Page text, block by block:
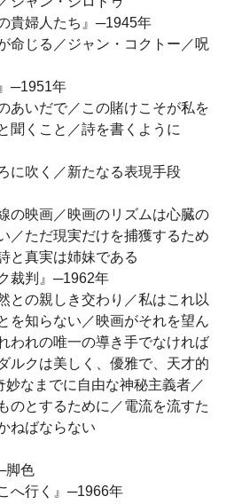
貴婦人たち』─1945年
じる／ジャン・コクトー／呪
─1951年
いだで／この賭けこそが私を
聞くこと／詩を書くように
吹く／新たなる表現手段
映画／映画のリズムは心臓の
／ただ現実だけを捕獲するため
と真実は姉妹である
裁判』─1962年
の親しき交わり／私はこれ以
を知らない／映画がそれを望ん
われの唯一の導き手でなければ
ルクは美しく、優雅で、天才的
なまでに自由な神秘主義者／
のとするために／電流を流すた
ねばならない
色
へ行く』─1966年